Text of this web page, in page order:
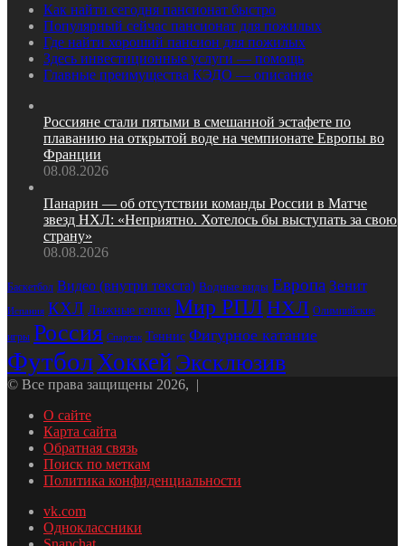
Как найти сегодня пансионат быстро
Популярный сейчас пансионат для пожилых
Где найти хороший пансион для пожилых
Здесь инвестиционные услуги — помощь
Главные преимущества КЭДО — описание
Россияне стали пятыми в смешанной эстафете по
плаванию на открытой воде на чемпионате Европы во
Франции
08.08.2026
Панарин — об отсутствии команды России в Матче
звезд НХЛ: «Неприятно. Хотелось бы выступать за свою
страну»
08.08.2026
Баскетбол Видео (внутри текста) Водные виды Европа Зенит
Испания КХЛ Лыжные гонки Мир РПЛНХЛ Олимпийские
игры Россия Спартак Теннис Фигурное катание
ФутболХоккейЭксклюзив
© Все права защищены 2026, |
О сайте
Карта сайта
Обратная связь
Поиск по меткам
Политика конфиденциальности
vk.com
Одноклассники